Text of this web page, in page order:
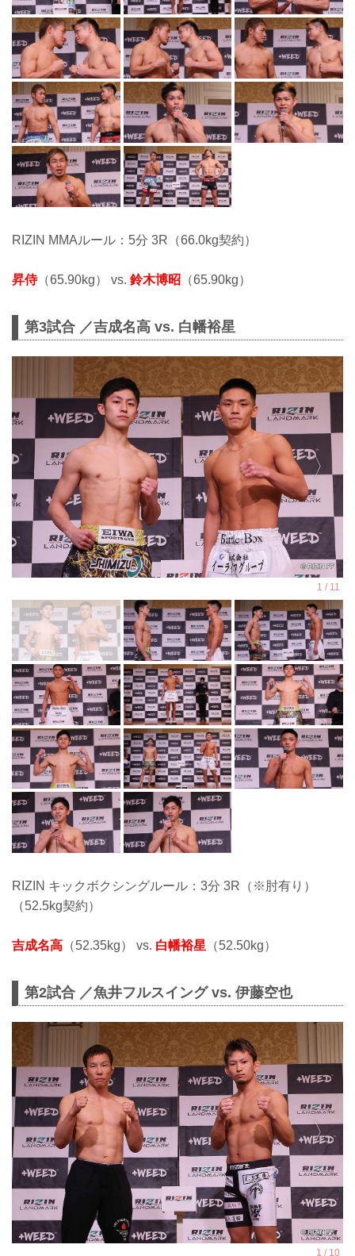
RIZIN MMAルール：5分 3R（66.0kg契約）
昇侍（65.90kg） vs. 鈴木博昭 （65.90kg）
第3試合 ／吉成名高 vs. 白幡裕星
RIZIN キックボクシングルール：3分 3R（※肘有り）
（52.5kg契約）
吉成名高 （52.35kg） vs. 白幡裕星 （52.50kg）
第2試合 ／魚井フルスイング vs. 伊藤空也